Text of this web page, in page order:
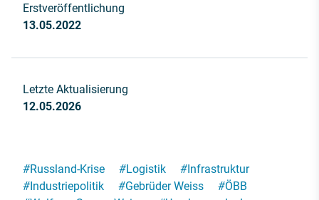
Erstveröffentlichung
13.05.2022
Letzte Aktualisierung
12.05.2026
#Russland-Krise #Logistik #Infrastruktur
#Industriepolitik #Gebrüder Weiss #ÖBB